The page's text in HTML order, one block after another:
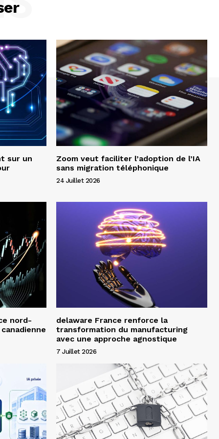
sur un
Zoom veut faciliter l’adoption de l’IA
sans migration téléphonique
24 Juillet 2026
nord-
delaware France renforce la
transformation du manufacturing
avec une approche agnostique
7 Juillet 2026